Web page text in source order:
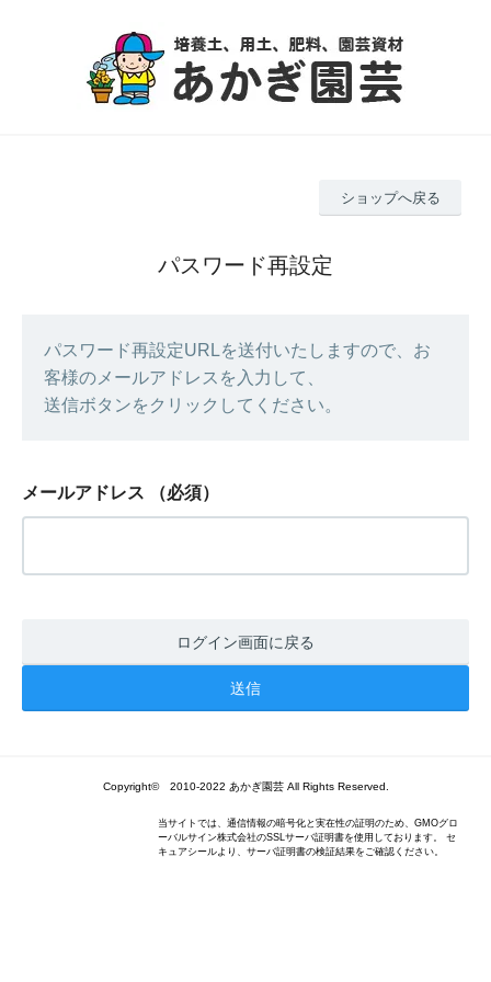
ショップへ戻る
パスワード再設定
パスワード再設定URLを送付いたしますので、お
客様のメールアドレスを入力して、
送信ボタンをクリックしてください。
メールアドレス （必須）
ログイン画面に戻る
Copyright© 2010-2022 あかぎ園芸 All Rights Reserved.
当サイトでは、通信情報の暗号化と実在性の証明のため、GMOグロ
ーバルサイン株式会社のSSLサーバ証明書を使用しております。 セ
キュアシールより、サーバ証明書の検証結果をご確認ください。